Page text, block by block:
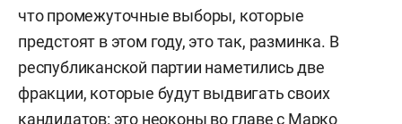
что промежуточные выборы, которые
предстоят в этом году, это так, разминка. В
республиканской партии наметились две
фракции, которые будут выдвигать своих
кандидатов: это неоконы во главе с Марко